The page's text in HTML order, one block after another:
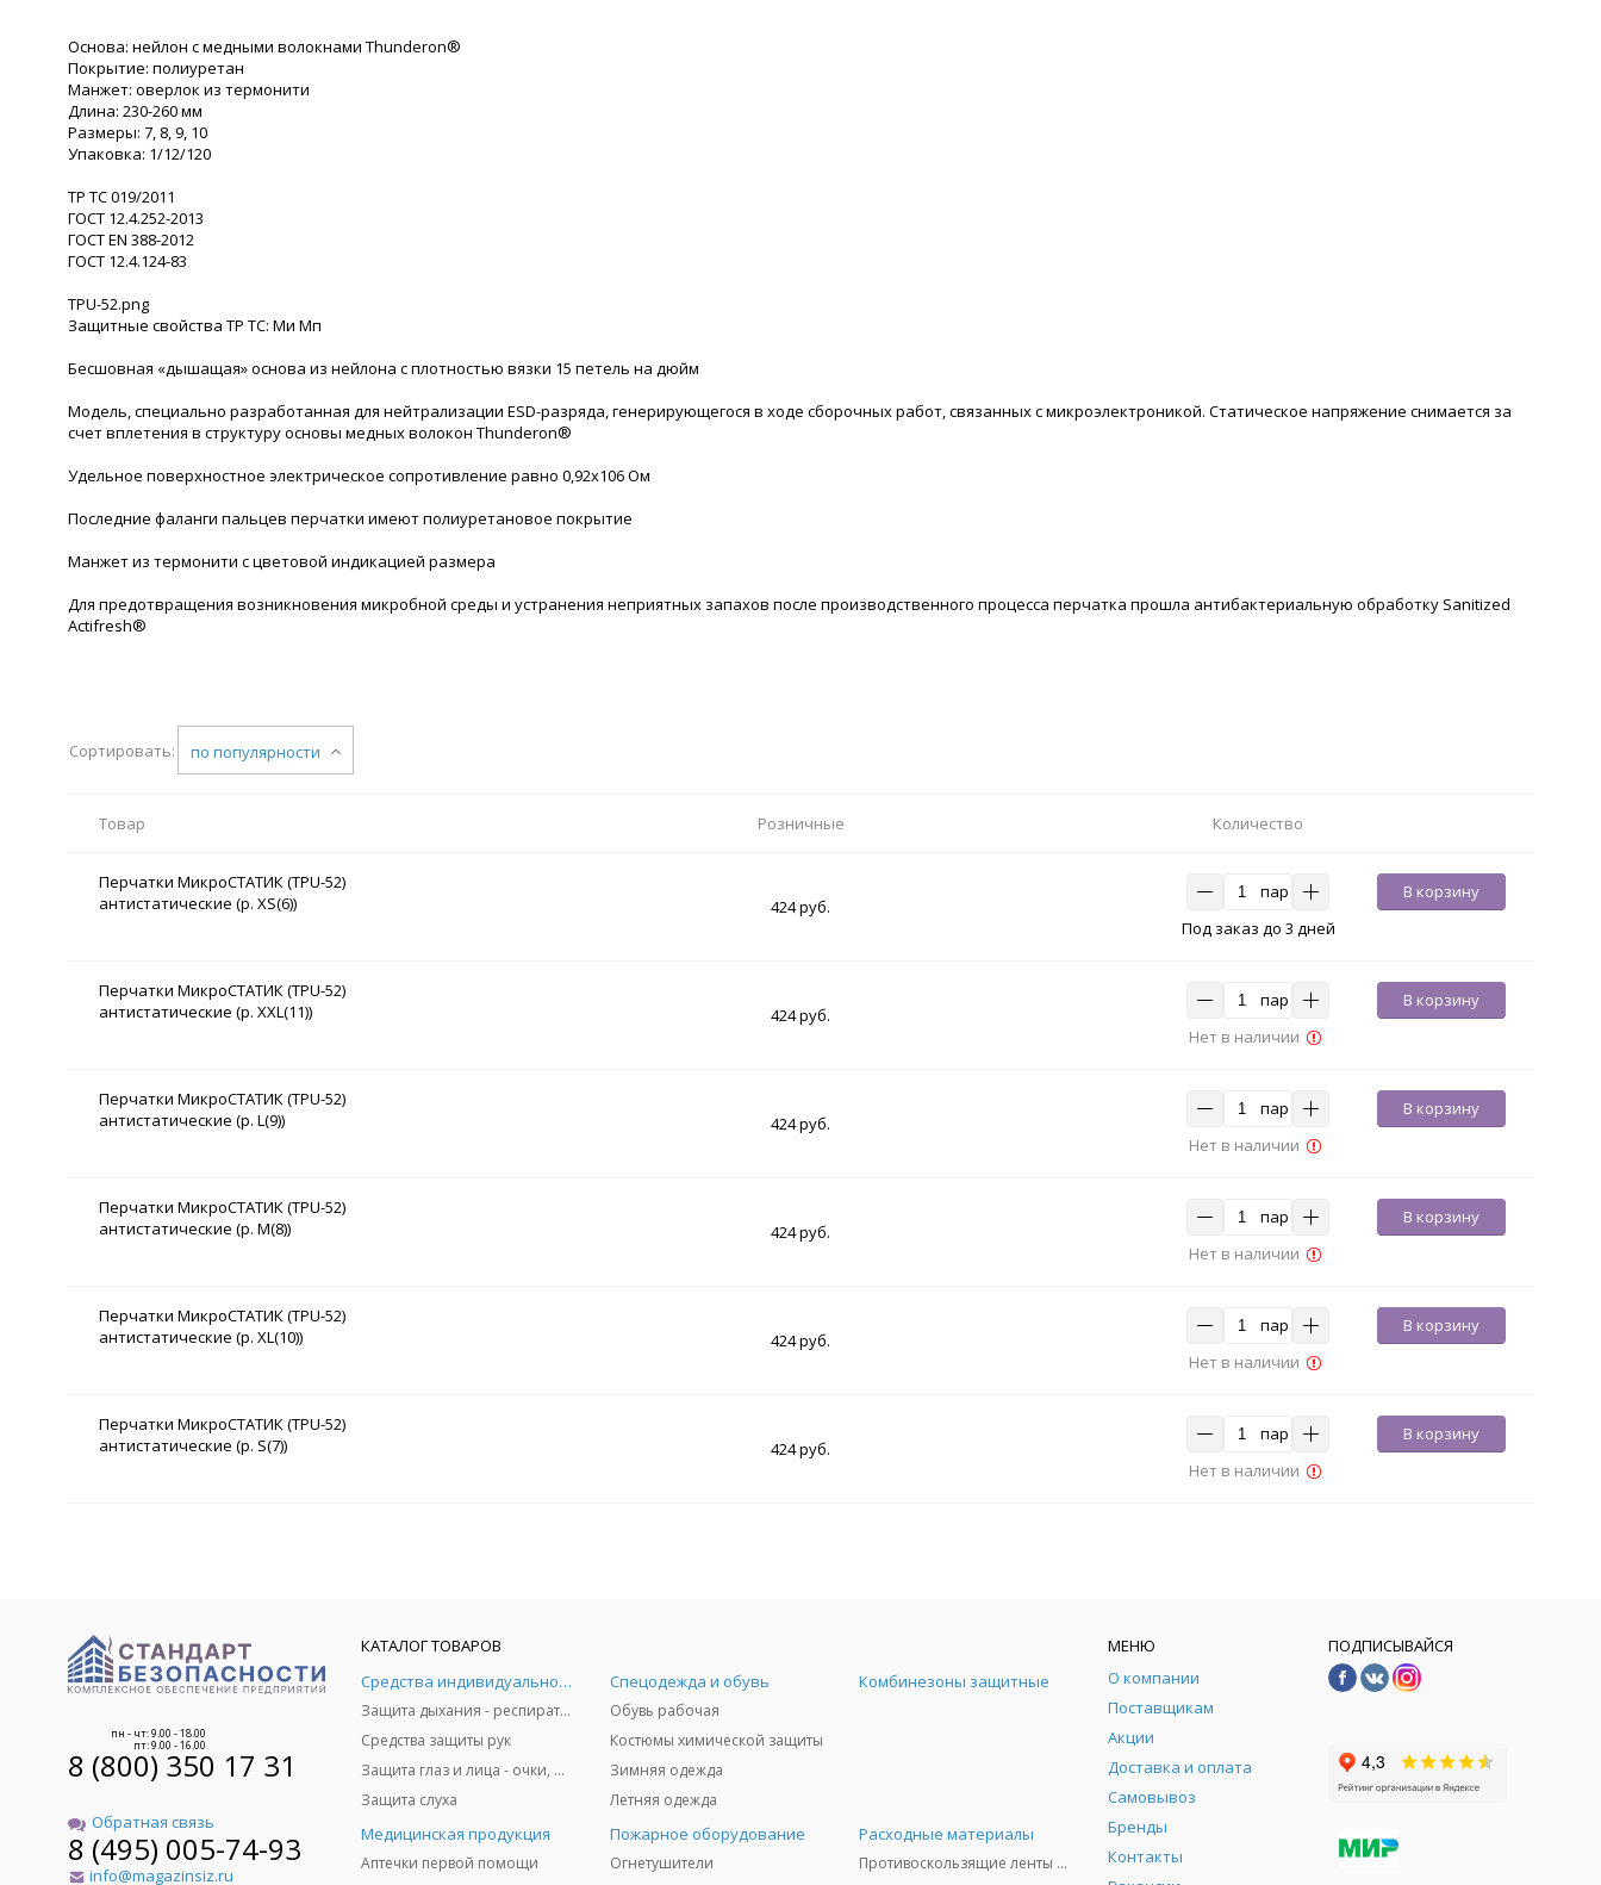
Основа: нейлон с медными волокнами Thunderon®
Покрытие: полиуретан
Манжет: оверлок из термонити
Длина: 230-260 мм
Размеры: 7, 8, 9, 10
Упаковка: 1/12/120
ТР ТС 019/2011
ГОСТ 12.4.252-2013
ГОСТ EN 388-2012
ГОСТ 12.4.124-83
TPU-52.png
Защитные свойства ТР ТС: Ми Мп
Бесшовная «дышащая» основа из нейлона с плотностью вязки 15 петель на дюйм
Модель, специально разработанная для нейтрализации ESD-разряда, генерирующегося в ходе сборочных работ, связанных с микроэлектроникой. Статическое напряжение снимается за
счет вплетения в структуру основы медных волокон Thunderon®
Удельное поверхностное электрическое сопротивление равно 0,92х106 Ом
Последние фаланги пальцев перчатки имеют полиуретановое покрытие
Манжет из термонити с цветовой индикацией размера
Для предотвращения возникновения микробной среды и устранения неприятных запахов после производственного процесса перчатка прошла антибактериальную обработку Sanitized
Actifresh®
Сортировать: по популярности
Товар Розничные Количество
Перчатки МикроСТАТИК (TPU-52)
антистатические (р. XS(6))
424 руб.
пар
В корзину
Под заказ до 3 дней
Перчатки МикроСТАТИК (TPU-52)
антистатические (р. XXL(11))
424 руб.
пар
В корзину
Нет в наличии
Перчатки МикроСТАТИК (TPU-52)
антистатические (р. L(9))
424 руб.
пар
В корзину
Нет в наличии
Перчатки МикроСТАТИК (TPU-52)
антистатические (р. M(8))
424 руб.
пар
В корзину
Нет в наличии
Перчатки МикроСТАТИК (TPU-52)
антистатические (р. XL(10))
424 руб.
пар
В корзину
Нет в наличии
Перчатки МикроСТАТИК (TPU-52)
антистатические (р. S(7))
424 руб.
пар
В корзину
Нет в наличии
пн - чт: 9.00 - 18.00
пт: 9.00 - 16.00
8 (800) 350 17 31
Обратная связь
8 (495) 005-74-93
info@magazinsiz.ru
КАТАЛОГ ТОВАРОВ
Средства индивидуальной защиты
Защита дыхания - респираторы, противогазы, фильтры, дозиметры
Средства защиты рук
Защита глаз и лица - очки, щитки
Защита слуха
Спецодежда и обувь
Обувь рабочая
Костюмы химической защиты
Зимняя одежда
Летняя одежда
Комбинезоны защитные
Медицинская продукция
Аптечки первой помощи
Пожарное оборудование
Огнетушители
Расходные материалы
Противоскользящие ленты 3М
МЕНЮ
О компании
Поставщикам
Акции
Доставка и оплата
Самовывоз
Бренды
Контакты
ПОДПИСЫВАЙСЯ